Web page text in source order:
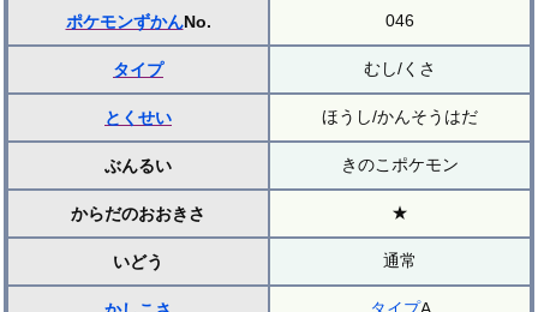
ポケモンずかんNo. 046
タイプ むし/くさ
とくせい ほうし/かんそうはだ
ぶんるい きのこポケモン
からだのおおきさ ★
いどう 通常